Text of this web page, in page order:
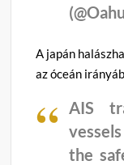
A japán
az óceán
AIS
the